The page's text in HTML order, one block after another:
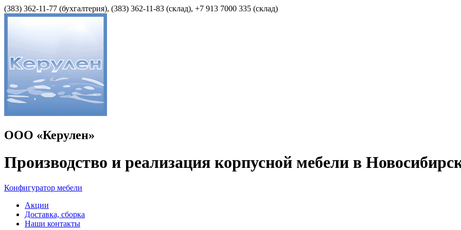
(383) 362-11-77 (бухгалтерия), (383) 362-11-83 (cклад), +7 913 7000 335 (склад)
ООО «Керулен»
Производство и реализация корпусной мебели в
Конфигуратор мебели
Акции
Доставка, сборка
Наши контакты